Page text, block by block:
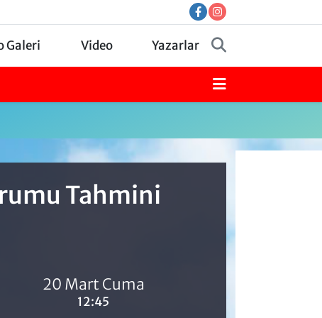
Galeri Video Yazarlar
Tahmini
20 Mart Cuma
12:45